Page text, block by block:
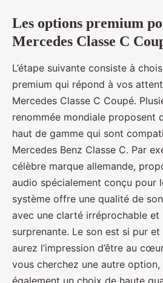
Les options premium
Mercedes Classe C
L’étape suivante consiste à
premium qui répond à vos
Mercedes Classe C Coupé.
renommée mondiale proposent
haut de gamme qui sont
Mercedes Benz Classe C. Par
célèbre marque allemande,
audio spécialement conçu pour
système offre une qualité de
avec une clarté irréprochable et
surprenante. Le son est si pur
aurez l’impression d’être au
vous cherchez une autre option,